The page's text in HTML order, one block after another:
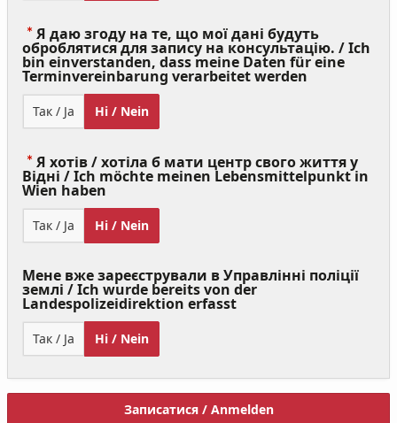
Я даю згоду на те, що мої дані будуть
оброблятися для запису на консультацію. / Ich
bin einverstanden, dass meine Daten für eine
Terminvereinbarung verarbeitet werden
Так / Ja Ні / Nein
Я хотів / хотіла б мати центр свого життя у
Відні / Ich möchte meinen Lebensmittelpunkt in
Wien haben
Required)
Так / Ja Ні / Nein
Мене вже зареєстрували в Управлінні поліції
землі / Ich wurde bereits von der
Landespolizeidirektion erfasst
Так / Ja Ні / Nein
Записатися / Anmelden